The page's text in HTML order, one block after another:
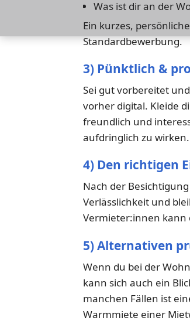
Was ist dir an der
Ein kurzes,
Standardbewerbung.
3) Pünktlich &
Sei gut vorbereitet
vorher digital. Kleide
freundlich und
aufdringlich zu wirken.
4) Den richtigen
Nach der
Verlässlichkeit und
Vermieter:innen kann
5) Alternativen
Wenn du bei der
kann sich auch ein
manchen Fällen ist
Warmmiete einer